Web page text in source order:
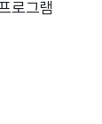
로그램